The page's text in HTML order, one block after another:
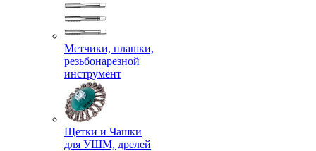
Метчики, плашки,
резьбонарезной
инструмент
Щетки и Чашки
для УШМ, дрелей